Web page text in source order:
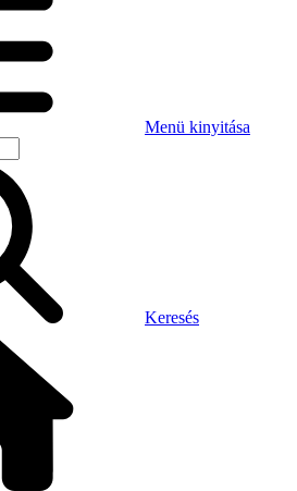
Menü kinyitása
Keresés